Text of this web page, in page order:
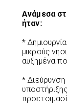
Ανάμεσα
ήταν:
*
μικρούς
αυξημένα
* Διεύρυνση